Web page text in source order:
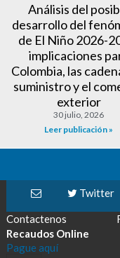
Análisis del
desarrollo del
de El Niño 2026-
implicaciones
Colombia, las
suministro y el
exterior
30 julio, 2026
Leer publicación »
Contactenos
Twitter
Recaudos Online
Pague aquí